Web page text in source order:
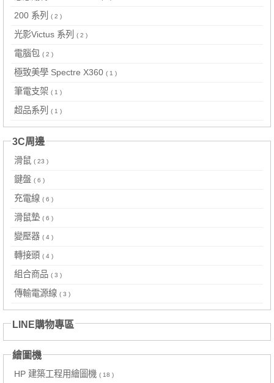
200 系列 ( 2 )
光影Victus 系列 ( 2 )
電腦包 ( 2 )
極致美學 Spectre X360 ( 1 )
筆電支架 ( 1 )
超品系列 ( 1 )
3C周邊
滑鼠 ( 23 )
鍵盤 ( 6 )
充電線 ( 6 )
滑鼠墊 ( 6 )
變壓器 ( 4 )
轉接頭 ( 4 )
組合商品 ( 3 )
傳輸電源線 ( 3 )
LINE購物專區
繪圖機
HP 建築工程用繪圖機 ( 18 )